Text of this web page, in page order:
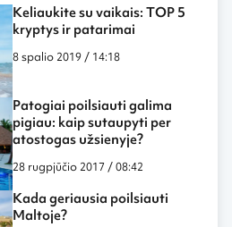
Keliaukite su vaikais: TOP 5
kryptys ir patarimai
8 spalio 2019 / 14:18
Patogiai poilsiauti galima
pigiau: kaip sutaupyti per
atostogas užsienyje?
28 rugpjūčio 2017 / 08:42
Kada geriausia poilsiauti
Maltoje?